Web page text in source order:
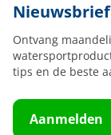
Nieuwsbrief
Ontvang
tips en de beste
Aanmelden